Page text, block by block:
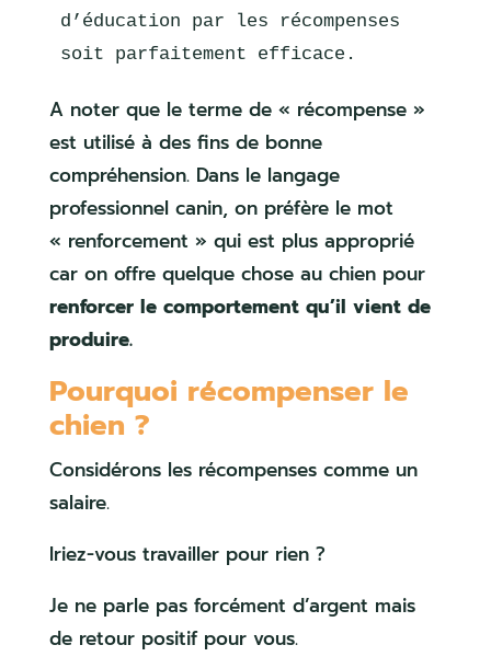
d’éducation par les récompenses
soit parfaitement efficace.
A noter que le terme de « récompense »
est utilisé à des fins de bonne
compréhension. Dans le langage
professionnel canin, on préfère le mot
« renforcement » qui est plus approprié
car on offre quelque chose au chien pour
renforcer le comportement qu’il vient de
produire.
Pourquoi récompenser le
chien ?
Considérons les récompenses comme un
salaire.
Iriez-vous travailler pour rien ?
Je ne parle pas forcément d’argent mais
de retour positif pour vous.